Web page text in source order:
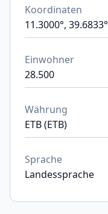
Koordinaten
11.3000°, 39.6833°
Einwohner
28.500
Währung
ETB (ETB)
Sprache
Landessprache